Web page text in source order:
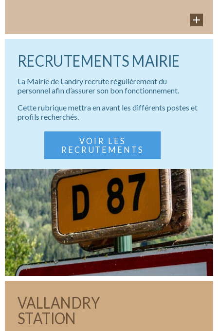
RECRUTEMENTS MAIRIE
La Mairie de Landry recrute régulièrement du
personnel afin d’assurer son bon fonctionnement.
Cette rubrique mettra en avant les différents postes et
profils recherchés.
VOIR LES
RECRUTEMENTS
VALLANDRY
STATION